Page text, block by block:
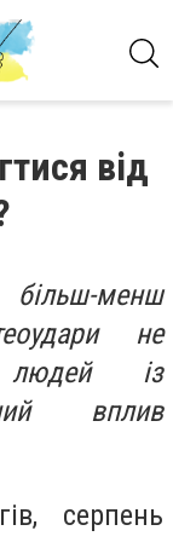
від
менш
не
із
вплив
серпень